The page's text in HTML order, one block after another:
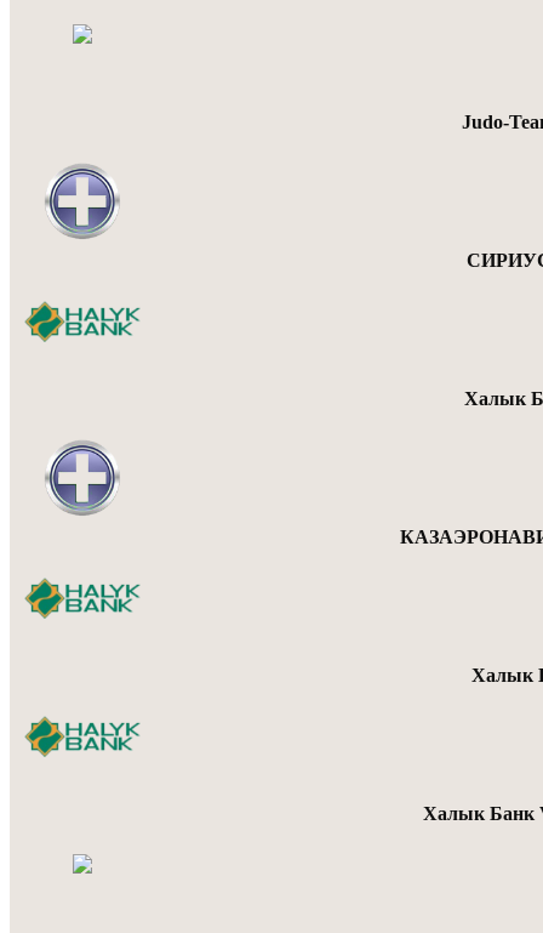
Judo-
Халык
Халык
Халык Банк